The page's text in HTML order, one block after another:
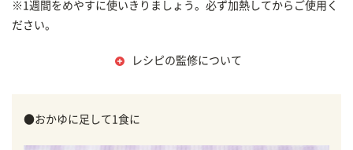
※1週間をめやすに使いきりましょう。必ず加熱してからご使用く
ださい。
レシピの監修について
●おかゆに足して1食に